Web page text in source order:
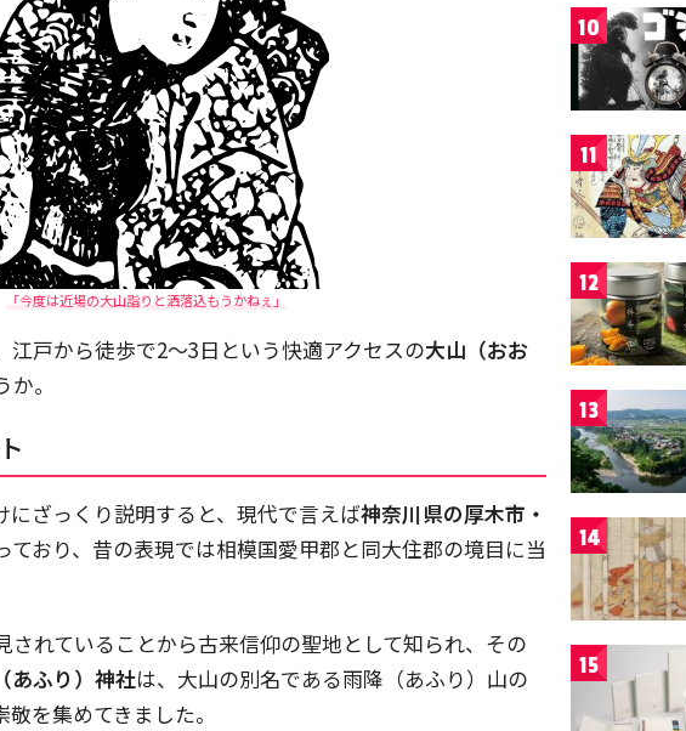
「今度は近場の大山詣りと洒落込もうかねぇ」
戸から徒歩で2～3日という快適アクセスの大山（おお
。
にざっくり説明すると、現代で言えば神奈川県の厚木市・
ており、昔の表現では相模国愛甲郡と同大住郡の境目に当
されていることから古来信仰の聖地として知られ、その
あふり）神社は、大山の別名である雨降（あふり）山の
を集めてきました。
10
11
12
13
14
15